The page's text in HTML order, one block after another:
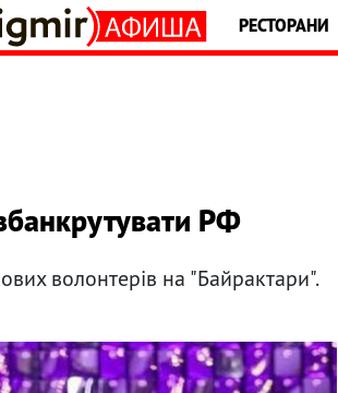
РЕСТОРАНИ
РФ
волонтерів на "Байрактари".